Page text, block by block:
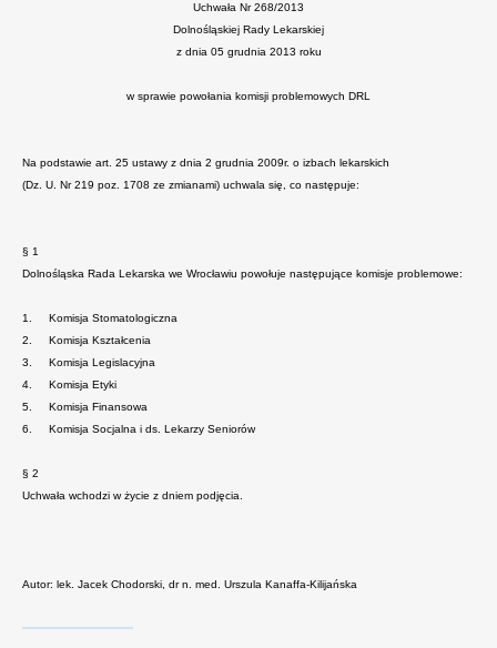
Uchwała Nr 268/2013
Dolnośląskiej Rady Lekarskiej
z dnia 05 grudnia 2013 roku
w sprawie powołania komisji problemowych DRL
Na podstawie art. 25 ustawy z dnia 2 grudnia 2009r. o izbach lekarskich
(Dz. U. Nr 219 poz. 1708 ze zmianami) uchwala się, co następuje:
§ 1
Dolnośląska Rada Lekarska we Wrocławiu powołuje następujące komisje problemowe:
1.
Komisja Stomatologiczna
2.
Komisja Kształcenia
3.
Komisja Legislacyjna
4.
Komisja Etyki
5.
Komisja Finansowa
6.
Komisja Socjalna i ds. Lekarzy Seniorów
§ 2
Uchwała wchodzi w życie z dniem podjęcia.
Autor: lek. Jacek Chodorski, dr n. med. Urszula Kanaffa-Kilijańska